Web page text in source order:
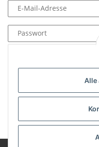
Alle
E-Mail-Adresse
Passwort
Neu hier?Jetzt registrieren!